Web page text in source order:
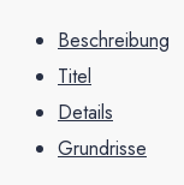
Beschreibung
Titel
Details
Grundrisse